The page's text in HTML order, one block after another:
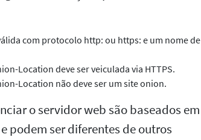
com protocolo http: ou https: e um nome de
Location deve ser veiculada via HTTPS.
Location não deve ser um site onion.
o servidor web são baseados em
podem ser diferentes de outros